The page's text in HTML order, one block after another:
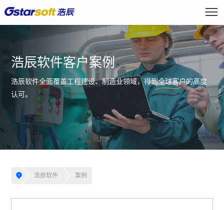
浩辰软件客户案例
浩辰软件全面覆盖工程建设、制造业领域，得到全球客户的高度
认可。
浩辰软件 案例